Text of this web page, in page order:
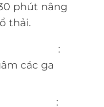
phút nâng
thải.
:
các ga
: